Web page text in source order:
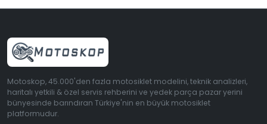
Motoskop, 45.000'den fazla motosiklet modelini, teknik analizleri,
haritalı yetkili & özel servis rehberini ve yedek parça pazar yerini
bünyesinde barındıran Türkiye'nin en büyük motosiklet
platformudur.